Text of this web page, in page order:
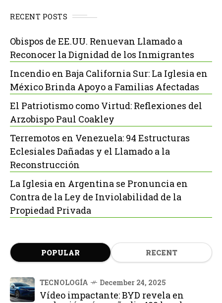
RECENT POSTS
Obispos de EE.UU. Renuevan Llamado a
Reconocer la Dignidad de los Inmigrantes
Incendio en Baja California Sur: La Iglesia en
México Brinda Apoyo a Familias Afectadas
El Patriotismo como Virtud: Reflexiones del
Arzobispo Paul Coakley
Terremotos en Venezuela: 94 Estructuras
Eclesiales Dañadas y el Llamado a la
Reconstrucción
La Iglesia en Argentina se Pronuncia en
Contra de la Ley de Inviolabilidad de la
Propiedad Privada
POPULAR RECENT
TECNOLOGÍA December 24, 2025
Vídeo impactante: BYD revela en